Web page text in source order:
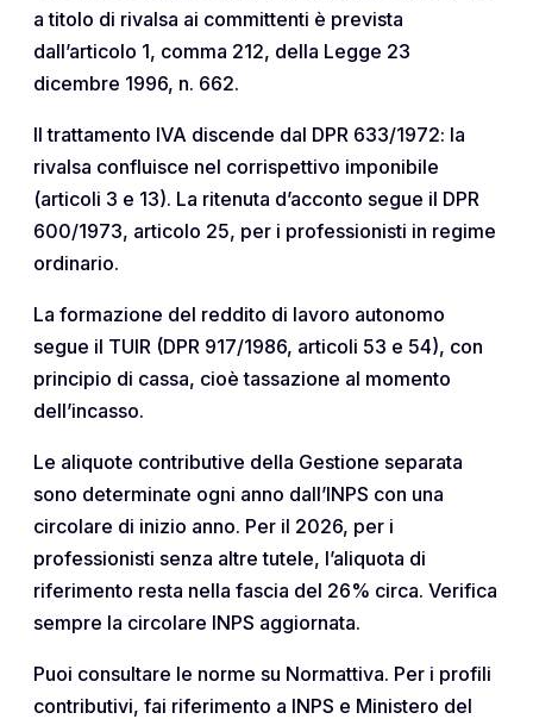
a titolo di rivalsa ai committenti è prevista
dall’articolo 1, comma 212, della Legge 23
dicembre 1996, n. 662.
Il trattamento IVA discende dal DPR 633/1972: la
rivalsa confluisce nel corrispettivo imponibile
(articoli 3 e 13). La ritenuta d’acconto segue il DPR
600/1973, articolo 25, per i professionisti in regime
ordinario.
La formazione del reddito di lavoro autonomo
segue il TUIR (DPR 917/1986, articoli 53 e 54), con
principio di cassa, cioè tassazione al momento
dell’incasso.
Le aliquote contributive della Gestione separata
sono determinate ogni anno dall’INPS con una
circolare di inizio anno. Per il 2026, per i
professionisti senza altre tutele, l’aliquota di
riferimento resta nella fascia del 26% circa. Verifica
sempre la circolare INPS aggiornata.
Puoi consultare le norme su Normattiva. Per i profili
contributivi, fai riferimento a INPS e Ministero del